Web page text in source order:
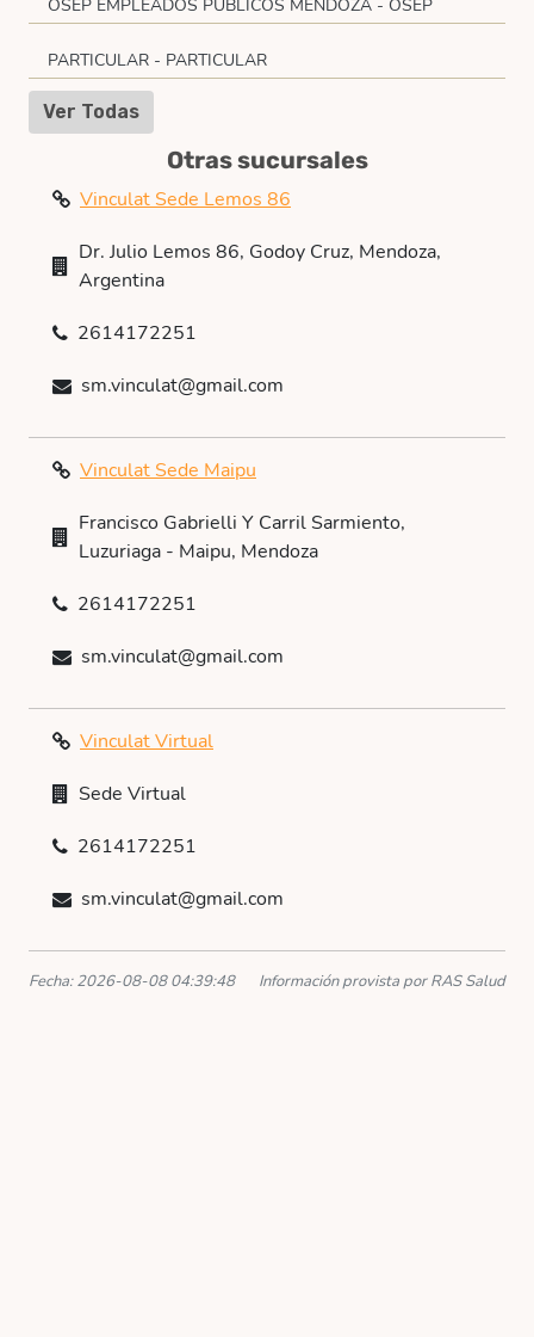
OSEP EMPLEADOS PUBLICOS MENDOZA - OSEP
PARTICULAR - PARTICULAR
Ver Todas
Otras sucursales
Vinculat Sede Lemos 86
Dr. Julio Lemos 86, Godoy Cruz, Mendoza,
Argentina
2614172251
sm.vinculat@gmail.com
Vinculat Sede Maipu
Francisco Gabrielli Y Carril Sarmiento,
Luzuriaga - Maipu, Mendoza
2614172251
sm.vinculat@gmail.com
Vinculat Virtual
Sede Virtual
2614172251
sm.vinculat@gmail.com
Fecha: 2026-08-08 04:39:48 Información provista por RAS Salud